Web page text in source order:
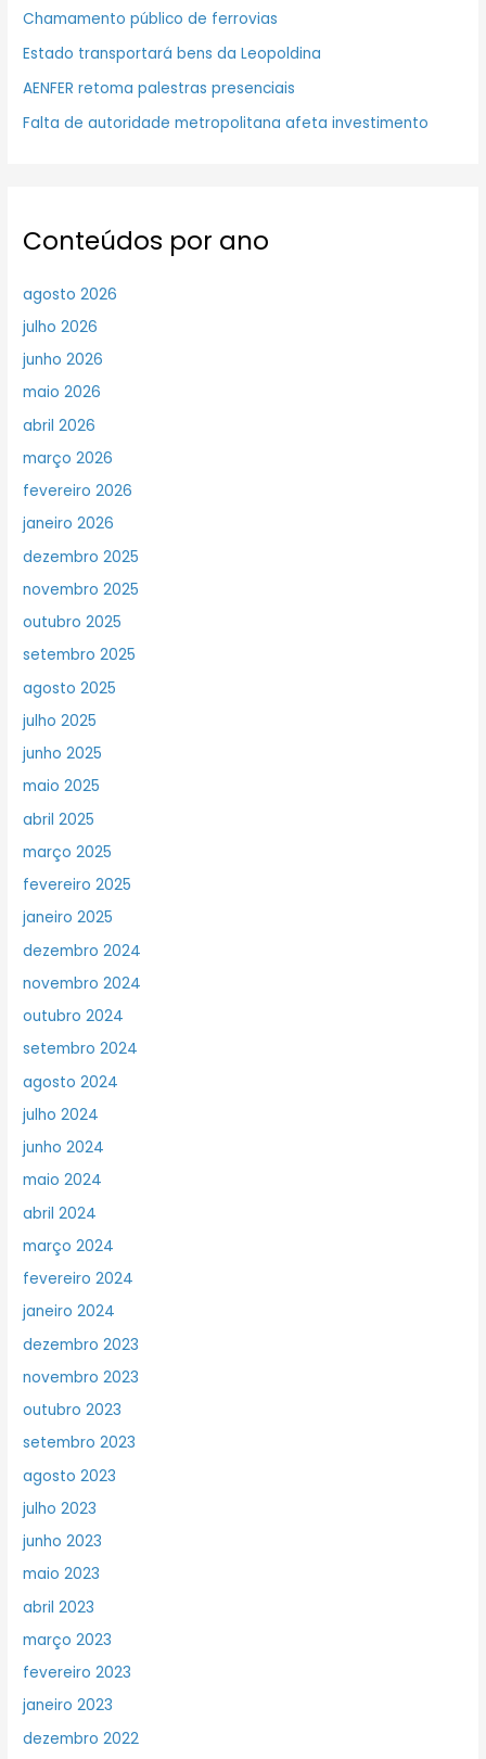
Chamamento público de ferrovias
Estado transportará bens da Leopoldina
AENFER retoma palestras presenciais
Falta de autoridade metropolitana afeta investimento
Conteúdos por ano
agosto 2026
julho 2026
junho 2026
maio 2026
abril 2026
março 2026
fevereiro 2026
janeiro 2026
dezembro 2025
novembro 2025
outubro 2025
setembro 2025
agosto 2025
julho 2025
junho 2025
maio 2025
abril 2025
março 2025
fevereiro 2025
janeiro 2025
dezembro 2024
novembro 2024
outubro 2024
setembro 2024
agosto 2024
julho 2024
junho 2024
maio 2024
abril 2024
março 2024
fevereiro 2024
janeiro 2024
dezembro 2023
novembro 2023
outubro 2023
setembro 2023
agosto 2023
julho 2023
junho 2023
maio 2023
abril 2023
março 2023
fevereiro 2023
janeiro 2023
dezembro 2022